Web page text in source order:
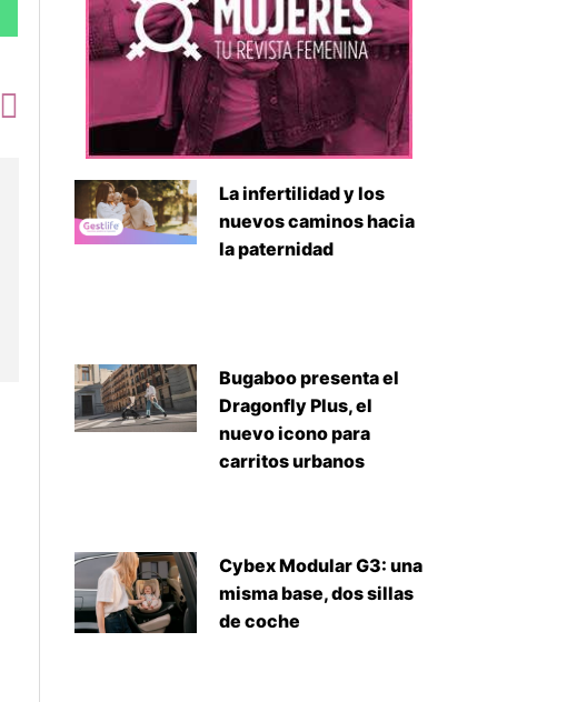
Siguiente
La infertilidad y los
nuevos caminos hacia
la paternidad
Bugaboo presenta el
Dragonfly Plus, el
nuevo icono para
carritos urbanos
Cybex Modular G3: una
misma base, dos sillas
de coche